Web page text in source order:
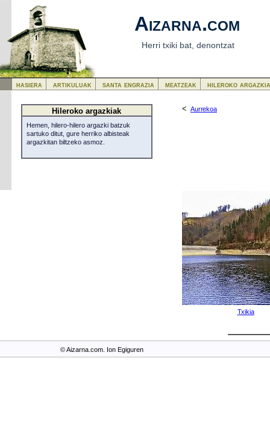
Aizarna.com
Herri txiki bat, denontzat
< Aurrekoa
Txikia
Hileroko argazkiak
Hemen, hilero-hilero argazki batzuk
sartuko ditut, gure herriko albisteak
argazkitan biltzeko asmoz.
hasiera artikuluak santa engrazia meatzeak hileroko
© Aizarna.com. Ion Egiguren